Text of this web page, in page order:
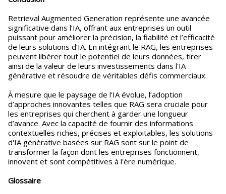
Retrieval Augmented Generation représente une avancée
significative dans l’IA, offrant aux entreprises un outil
puissant pour améliorer la précision, la fiabilité et l’efficacité
de leurs solutions d’IA. En intégrant le RAG, les entreprises
peuvent libérer tout le potentiel de leurs données, tirer
ainsi de la valeur de leurs investissements dans l'IA
générative et résoudre de véritables défis commerciaux.
À mesure que le paysage de l’IA évolue, l’adoption
d’approches innovantes telles que RAG sera cruciale pour
les entreprises qui cherchent à garder une longueur
d’avance. Avec la capacité de fournir des informations
contextuelles riches, précises et exploitables, les solutions
d'IA générative basées sur RAG sont sur le point de
transformer la façon dont les entreprises fonctionnent,
innovent et sont compétitives à l'ère numérique.
Glossaire